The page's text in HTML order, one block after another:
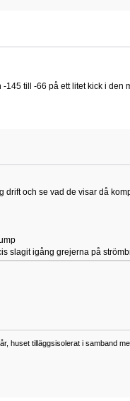
145 till -66 på ett litet kick i den
och se vad de visar då
slagit igång grejerna på
huset tilläggsisolerat i samband